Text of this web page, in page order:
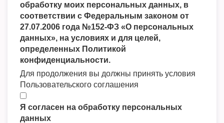
обработку моих персональных данных, в
соответствии с Федеральным законом от
27.07.2006 года №152-ФЗ «О персональных
данных», на условиях и для целей,
определенных Политикой
конфиденциальности.
Для продолжения вы должны принять условия
Пользовательского соглашения
Я согласен на обработку персональных
данных